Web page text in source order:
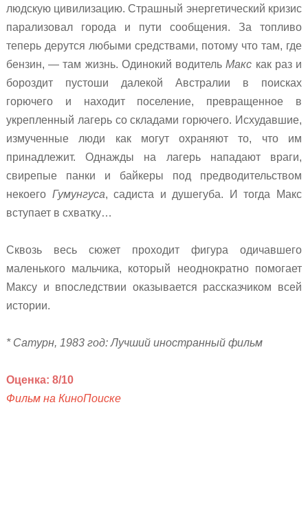
людскую цивилизацию. Страшный энергетический кризис
парализовал города и пути сообщения. За топливо
теперь дерутся любыми средствами, потому что там, где
бензин, — там жизнь. Одинокий водительМакс как раз и
бороздит пустоши далекой Австралии в поисках
горючего и находит поселение, превращенное в
укрепленный лагерь со складами горючего. Исхудавшие,
измученные люди как могут охраняют то, что им
принадлежит. Однажды на лагерь нападают враги,
свирепые панки и байкеры под предводительством
некоего Гумунгуса, садиста и душегуба. И тогда Макс
вступает в схватку…
Сквозь весь сюжет проходит фигура одичавшего
маленького мальчика, который неоднократно помогает
Максу и впоследствии оказывается рассказчиком всей
истории.
* Сатурн, 1983 год:Лучший иностранный фильм
Оценка: 8/10
Фильм на КиноПоиске